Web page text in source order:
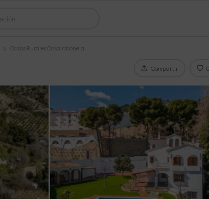
Casas Rurales Casarabonela
Compartir